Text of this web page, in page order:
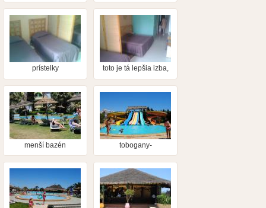
prístelky
toto je tá lepšia izba,
a novo
zrekonštruovaná
menší bazén
tobogany-
plavčíkom